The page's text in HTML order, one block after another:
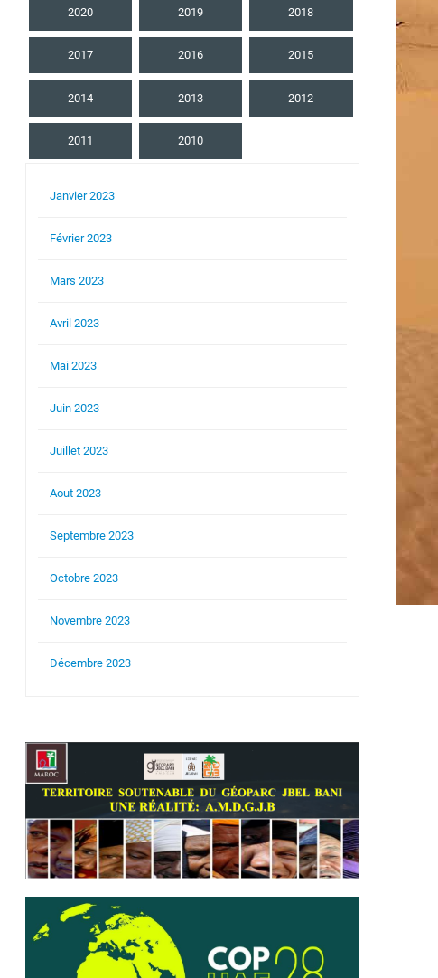
2020 2019 2018
2017 2016 2015
2014 2013 2012
2011 2010
Janvier 2023
Février 2023
Mars 2023
Avril 2023
Mai 2023
Juin 2023
Juillet 2023
Aout 2023
Septembre 2023
Octobre 2023
Novembre 2023
Décembre 2023